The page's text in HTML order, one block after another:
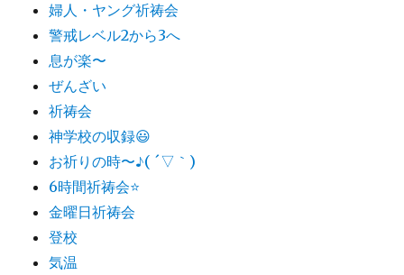
婦人・ヤング祈祷会
警戒レベル2から3へ
息が楽〜
ぜんざい
祈祷会
神学校の収録😃
お祈りの時〜♪( ´▽｀)
6時間祈祷会⭐️
金曜日祈祷会
登校
気温